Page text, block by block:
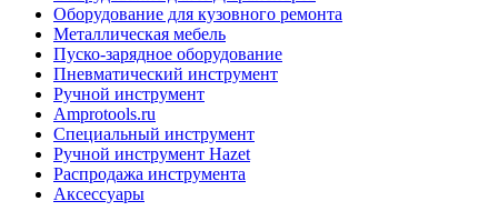
Оборудование для кузовного ремонта
Металлическая мебель
Пуско-зарядное оборудование
Пневматический инструмент
Ручной инструмент
Amprotools.ru
Специальный инструмент
Ручной инструмент Hazet
Распродажа инструмента
Аксессуары